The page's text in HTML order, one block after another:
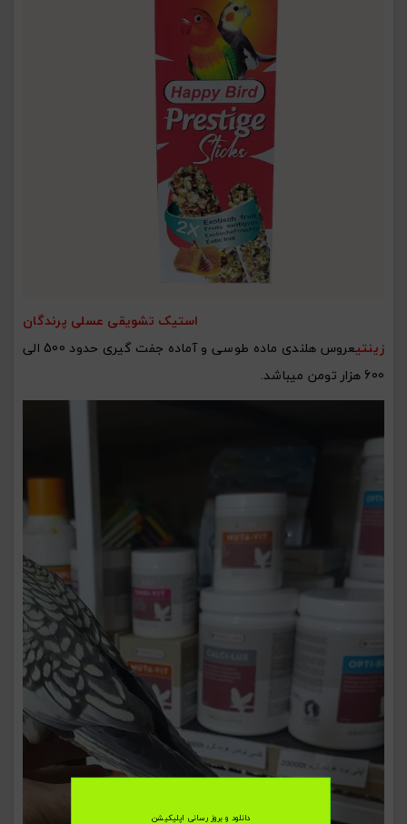
استیک تشویقی عسلی پرندگان
زینتی
عروس هلندی ماده طوسی و آماده جفت گیری حدود 500 الی
600 هزار تومن میباشد.
دانلود و بروز رسانی اپلیکیشن